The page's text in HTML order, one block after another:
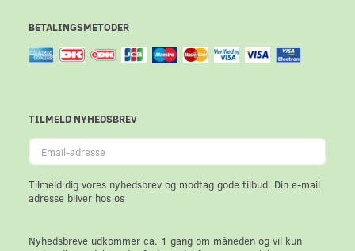
BETALINGSMETODER
TILMELD NYHEDSBREV
Email-
adresse
Tilmeld dig vores nyhedsbrev og modtag gode tilbud. Din e-mail
adresse bliver hos os
Nyhedsbreve udkommer ca. 1 gang om måneden og vil kun